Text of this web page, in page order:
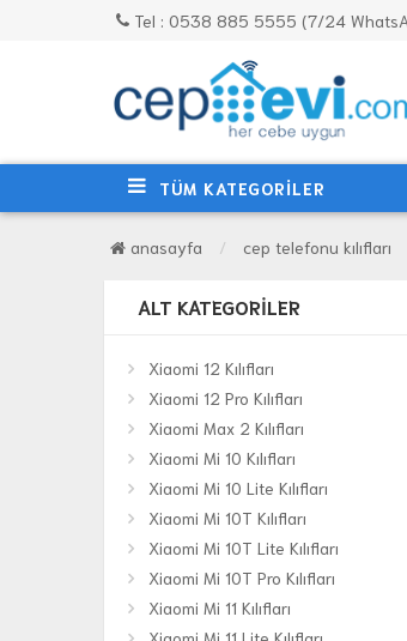
Tel : 0538 885 5555 (7/24
TÜM KATEGORİLER
anasayfa cep telefonu kılıfları
ALT KATEGORILER
Xiaomi 12 Kılıfları
Xiaomi 12 Pro Kılıfları
Xiaomi Max 2 Kılıfları
Xiaomi Mi 10 Kılıfları
Xiaomi Mi 10 Lite Kılıfları
Xiaomi Mi 10T Kılıfları
Xiaomi Mi 10T Lite Kılıfları
Xiaomi Mi 10T Pro Kılıfları
Xiaomi Mi 11 Kılıfları